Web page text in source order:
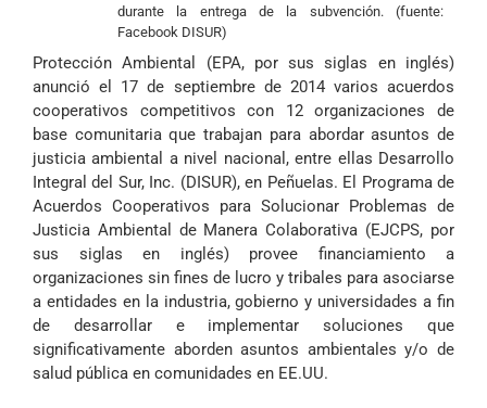
durante la entrega de la subvención. (fuente:
Facebook DISUR)
Protección Ambiental (EPA, por sus siglas en inglés)
anunció el 17 de septiembre de 2014 varios acuerdos
cooperativos competitivos con 12 organizaciones de
base comunitaria que trabajan para abordar asuntos de
justicia ambiental a nivel nacional, entre ellas Desarrollo
Integral del Sur, Inc. (DISUR), en Peñuelas. El Programa de
Acuerdos Cooperativos para Solucionar Problemas de
Justicia Ambiental de Manera Colaborativa (EJCPS, por
sus siglas en inglés) provee financiamiento a
organizaciones sin fines de lucro y tribales para asociarse
a entidades en la industria, gobierno y universidades a fin
de desarrollar e implementar soluciones que
significativamente aborden asuntos ambientales y/o de
salud pública en comunidades en EE.UU.